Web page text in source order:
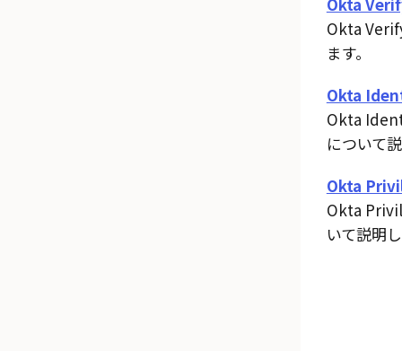
Okta
ます。
Okta
Okta
について
Okta
Okta
いて説明